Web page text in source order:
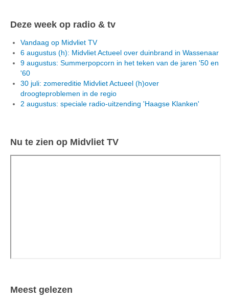
Deze week op radio & tv
Vandaag op Midvliet TV
6 augustus (h): Midvliet Actueel over duinbrand in Wassenaar
9 augustus: Summerpopcorn in het teken van de jaren '50 en
'60
30 juli: zomereditie Midvliet Actueel (h)over
droogteproblemen in de regio
2 augustus: speciale radio-uitzending 'Haagse Klanken'
Nu te zien op Midvliet TV
Meest gelezen